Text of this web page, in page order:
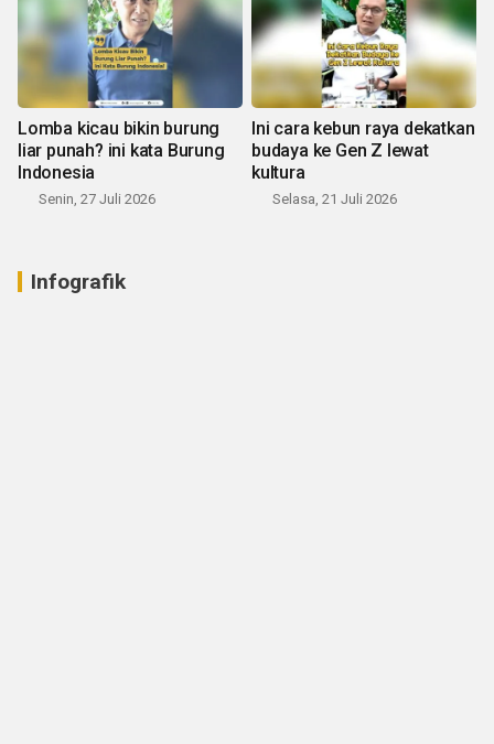
Lomba kicau bikin burung
liar punah? ini kata Burung
Indonesia
Senin, 27 Juli 2026
Ini cara kebun raya dekatkan
budaya ke Gen Z lewat
kultura
Selasa, 21 Juli 2026
Infografik